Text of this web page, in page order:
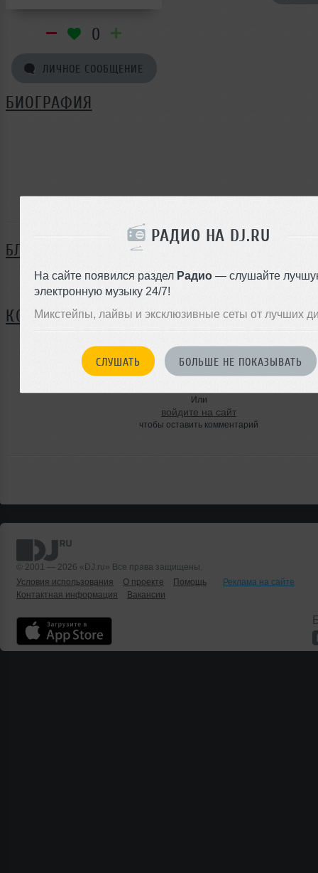
РАДИО НА DJ.RU
На сайте появился раздел Радио — слушайте
электронную музыку 24/7!
Микстейпы, лайвы и эксклюзивные сеты от лучших
СЛУШАТЬ БОЛЬШЕ НЕ ПОКАЗЫВАТЬ
0
ЛИЧНОЕ СООБЩЕНИЕ
БИОГРАФИЯ
БЛОГ
Нет записей в блоге
КОММЕНТАРИИ
ЗАРЕГИСТРИРУЙТЕСЬ
Или
войдите на сайт
чтобы оставить комментарий
© 2001 — 2026 «DJ.ru» Все права защищены.
Условия использования
О проекте Помощь
Реклама на сайте
Контактная информация
Вакансии